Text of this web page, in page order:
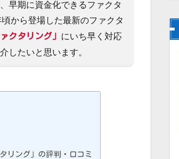
早期に資金化できるファクタ
から登場した最新のファクタ
クタリング」 にいち早く対応
したいと思います。
リング」の評判・口コミ